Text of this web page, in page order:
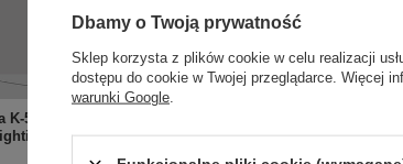
5353 z
Line 1139
Dbamy o Twoją prywatność
Sklep korzysta z plików cookie w celu realizacji
dostępu do cookie w Twojej przeglądarce. Więcej
warunki Google